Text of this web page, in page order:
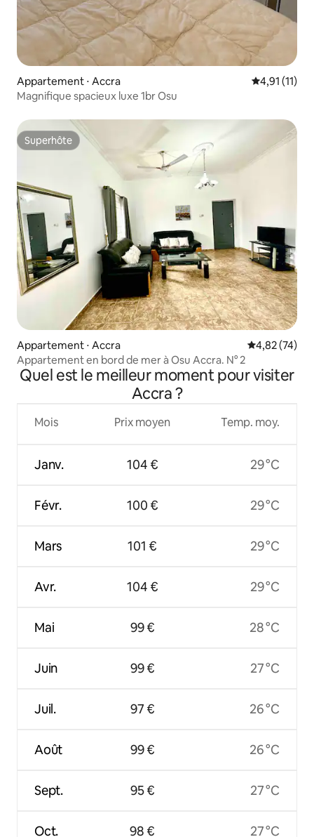
Appartement ⋅ Accra Évaluation
4,91 (11)
Magnifique spacieux luxe 1br Osu
Superhôte
Superhôte
Appartement ⋅ Accra Évaluation
4,82 (74)
Appartement en bord de mer à Osu Accra. N° 2
Quel est le meilleur moment pour visiter
Accra ?
Mois
Janv.
Févr.
Mars
Avr.
Mai
Juin
Juil.
Août
Sept.
Oct.
Prix moyen
104 €
100 €
101 €
104 €
99 €
99 €
97 €
99 €
95 €
98 €
Temp. moy.
29 °C
29 °C
29 °C
29 °C
28 °C
27 °C
26 °C
26 °C
27 °C
27 °C